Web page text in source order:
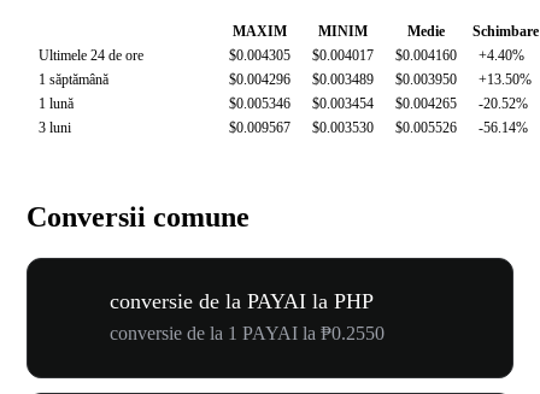
MAXIM MINIM Medie
Schimbare
Ultimele 24 de ore
$0.004305 $0.004017 $0.004160
+4.40%
1 săptămână
$0.004296 $0.003489 $0.003950
+13.50%
1 lună
$0.005346 $0.003454 $0.004265
-20.52%
3 luni
$0.009567 $0.003530 $0.005526 -56.14%
Conversii comune
conversie de la PAYAI la PHP
conversie de la 1 PAYAI la ₱0.2550